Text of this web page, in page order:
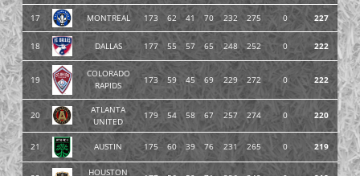
17 MONTREAL 173 62 41 70 232 275 0 227
18 DALLAS 177 55 57 65 248 252 0 222
19
COLORADO
RAPIDS
173 59 45 69 229 272 0 222
20
ATLANTA
UNITED
179 54 58 67 257 274 0 220
21 AUSTIN 175 60 39 76 231 265 0 219
HOUSTON